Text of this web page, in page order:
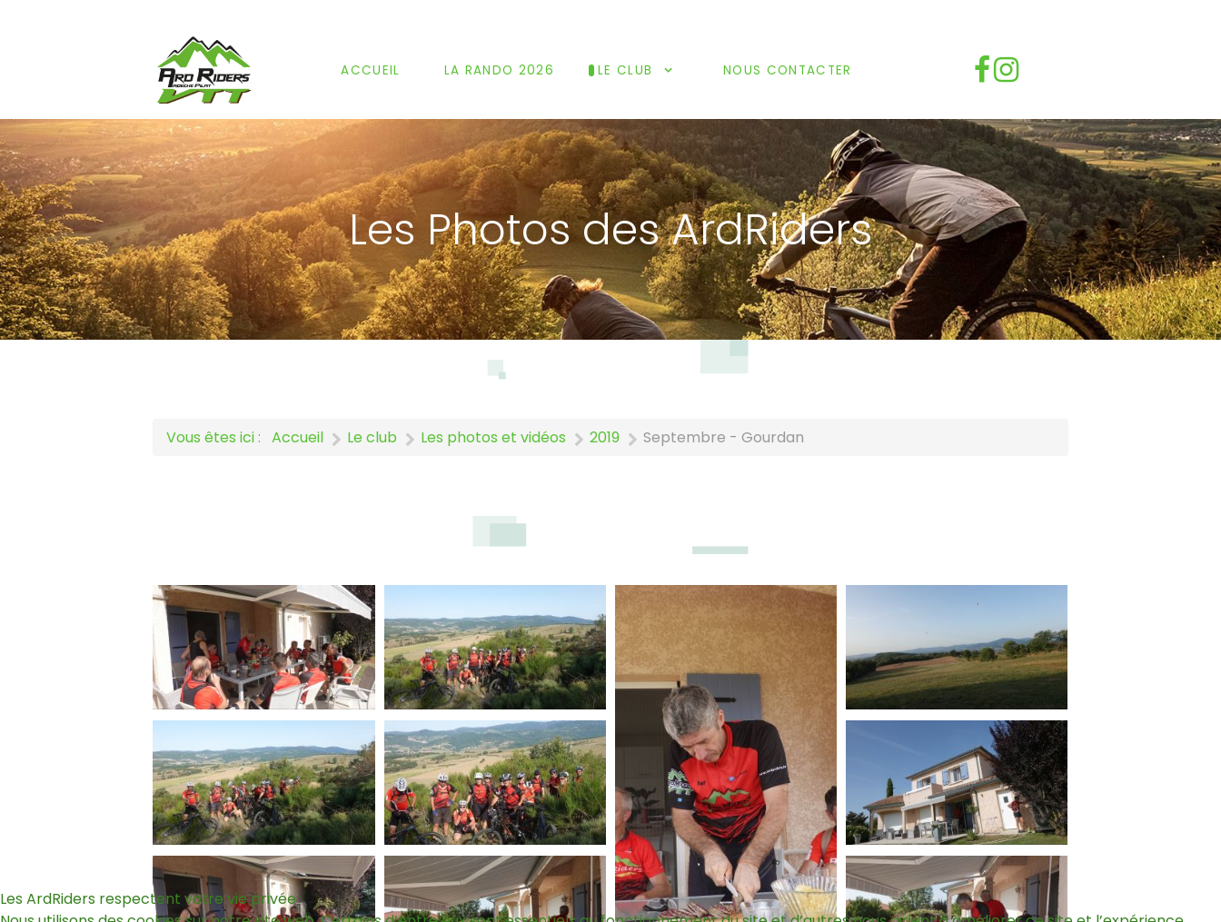
ACCUEIL LA RANDO 2026 LE CLUB NOUS CONTACTER
Les Photos des ArdRiders
Vous êtes ici : Accueil Le club Les photos et vidéos 2019 Septembre - Gourdan
Les ArdRiders respectent votre vie privée